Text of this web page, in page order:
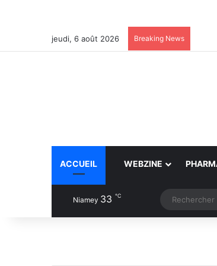
jeudi, 6 août 2026 Breaking News
ACCUEIL WEBZINE
Niamey 33 ℃ Article Aléatoire
Switch skin